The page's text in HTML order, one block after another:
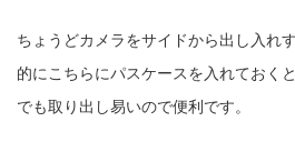
ちょうどカメラをサイドから出し入れ
的にこちらにパスケースを入れておく
でも取り出し易いので便利です。